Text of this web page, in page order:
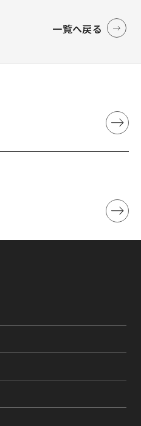
一覧へ戻る